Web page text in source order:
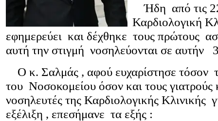
Ήδη από τις
Καρδιολογική
εφημερεύει και δέχθηκε τους πρώτους
αυτή την στιγμή νοσηλεύονται σε αυτήν
Ο κ. Σαλμάς , αφού ευχαρίστησε τόσον
του Νοσοκομείου όσον και τους γιατρούς
νοσηλευτές της Καρδιολογικής Κλινικής
εξέλιξη , επεσήμανε τα εξής :